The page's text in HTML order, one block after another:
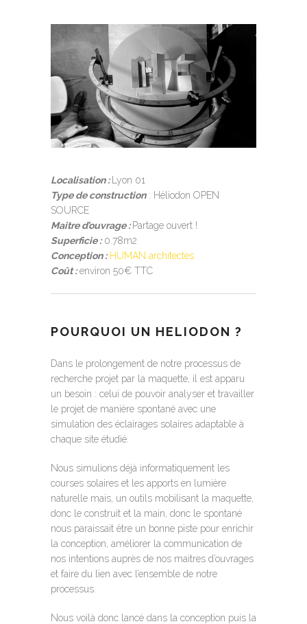
Localisation : Lyon 01
Type de construction: Héliodon OPEN
SOURCE
Maitre d’ouvrage : Partage ouvert !
Superficie :0.78m2
Conception : HUMAN architectes
Coût :environ 50€ TTC
POURQUOI UN HELIODON ?
Dans le prolongement de notre processus de
recherche projet par la maquette, il est apparu
un besoin : celui de pouvoir analyser et travailler
le projet de manière spontané avec une
simulation des éclairages solaires adaptable à
chaque site étudié.
Nous simulions déjà informatiquement les
courses solaires et les apports en lumière
naturelle mais, un outils mobilisant la maquette,
donc le construit et la main, donc le spontané
nous paraissait être un bonne piste pour enrichir
la conception, améliorer la communication de
nos intentions auprès de nos maitres d’ouvrages
et faire du lien avec l’ensemble de notre
processus.
Nous voilà donc lancé dans la conception puis la